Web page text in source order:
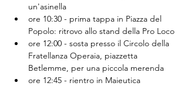
un'asinella
ore 10:30 - prima tappa in Piazza del
Popolo: ritrovo allo stand della Pro Loco
ore 12:00 - sosta presso il Circolo della
Fratellanza Operaia, piazzetta
Betlemme, per una piccola merenda
ore 12:45 - rientro in Maieutica